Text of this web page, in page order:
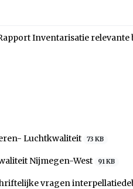
Inventarisatie relevante
Luchtkwaliteit
73 KB
Nijmegen-West 91 KB
vragen